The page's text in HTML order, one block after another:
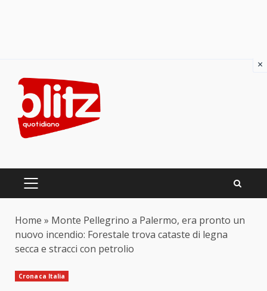
content
PRIMARY
Home » Monte Pellegrino a Palermo, era pronto un
nuovo incendio: Forestale trova cataste di legna
secca e stracci con petrolio
Cronaca Italia
×